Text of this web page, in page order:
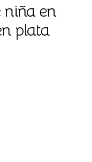
niña en
plata